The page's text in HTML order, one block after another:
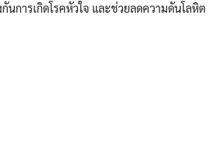
นการเกิดโรคหัวใจ และช่วยลดความดันโลหิต